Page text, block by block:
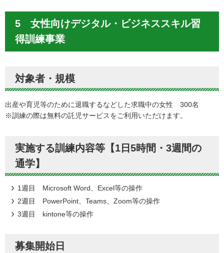
5 女性向けデジタル・ビジネススキル習
得訓練事業
対象者・規模
出産や育児等のために退職するなどした求職中の女性 300名
※訓練の際は無料の託児サービスをご利用いただけます。
実施する訓練内容等【1日5時間・3週間の
通学】
1週目 Microsoft Word、Excel等の操作
2週目 PowerPoint、Teams、Zoom等の操作
3週目 kintone等の操作
募集開始日